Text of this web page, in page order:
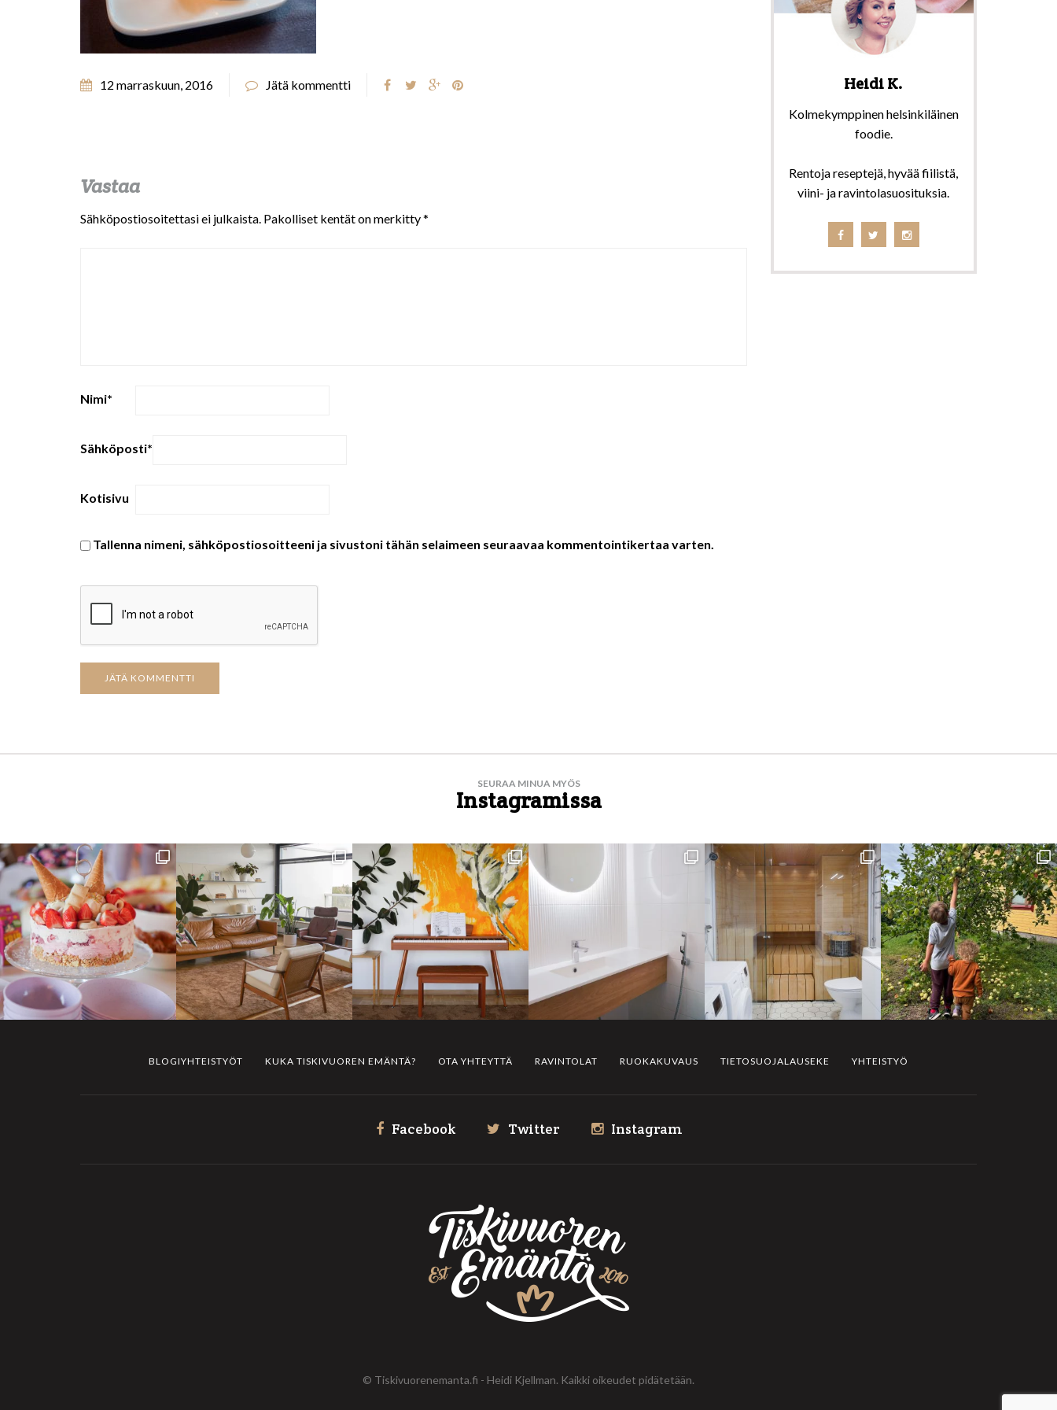
12 marraskuun, 2016 Jätä kommentti
Vastaa
Sähköpostiosoitettasi ei julkaista. Pakolliset kentät on merkitty*
Nimi*
Sähköposti*
Kotisivu
Tallenna nimeni, sähköpostiosoitteeni ja sivustoni tähän selaimeen seuraavaa kommentointikertaa varten.
Heidi K.
Kolmekymppinen helsinkiläinen
foodie.
Rentoja reseptejä, hyvää fiilistä,
viini- ja ravintolasuosituksia.
SEURAA MINUA MYÖS
Instagramissa
BLOGIYHTEISTYÖT KUKA TISKIVUOREN EMÄNTÄ? OTA YHTEYTTÄ RAVINTOLAT RUOKAKUVAUS TIETOSUOJALAUSEKE YHTEISTYÖ
Facebook Twitter Instagram
© Tiskivuorenemanta.fi - Heidi Kjellman. Kaikki oikeudet pidätetään.